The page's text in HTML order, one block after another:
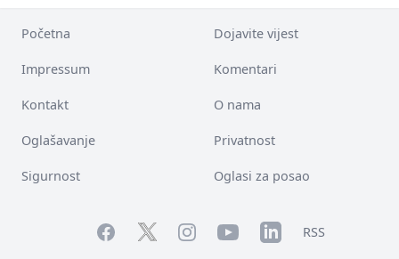
Početna Dojavite vijest
Impressum Komentari
Kontakt O nama
Oglašavanje Privatnost
Sigurnost Oglasi za posao
FacebookTwitterInstagramYouTubeLinkedInRSS